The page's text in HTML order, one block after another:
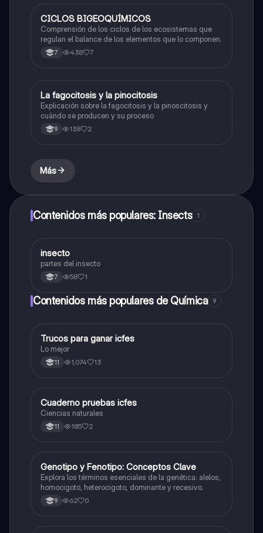
Biologia
CICLOS BIGEOQUÍMICOS
Comprensión de los ciclos de los ecosistemas que
regulan el balance de los elementos que lo componen.
7 438 7
Biologia
La fagocitosis y la pinocitosis
Explicación sobre la fagocitosis y la pinoscitosis y
cuándo se producen y su proceso
9 138 2
Más
Contenidos más populares: Insects 1
Biologia
insecto
partes del insecto
7 58 1
Contenidos más populares de Química 9
Química
Trucos para ganar icfes
Lo mejor
11 1,074 13
Biologia
Cuaderno pruebas icfes
Ciencias naturales
11 185 2
GBiologia
Genotipo y Fenotipo: Conceptos Clave
Explora los términos esenciales de la genética: alelos,
homocigoto, heterocigoto, dominante y recesivo.
9 62 0